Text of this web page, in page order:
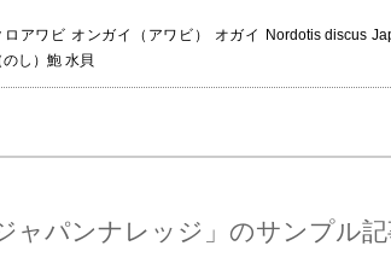
アワビ オンガイ（アワビ） オガイ Nordotis discus
し）鮑 水貝
ャパンナレッジ」のサンプル